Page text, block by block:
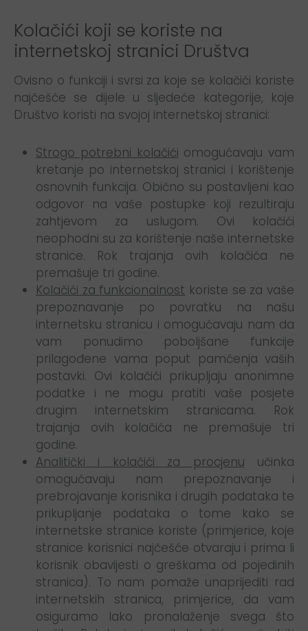
Kolačići koji se koriste na
internetskoj stranici Društva
Ovisno o funkciji i svrsi za koje se kolačići koriste
najčešće se dijele u sljedeće kategorije, koje
Društvo koristi na svojoj internetskoj stranici:
Strogo potrebni kolačići omogućavaju vam
kretanje po internetskoj stranici i korištenje
osnovnih funkcija. Obično su postavljeni kao
odgovor na vaše postupke koji rezultiraju
zahtjevom za uslugom. Ovi kolačići
neophodni su za korištenje naše internetske
stranice. Rok trajanja ovih kolačića ne
premašuje tri godine.
Kolačići za funkcionalnost koriste se za vaše
prepoznavanje po povratku na našu
internetsku stranicu i omogućavaju nam da
vam ponudimo poboljšane funkcije
prilagođene vama poput pamćenja vaših
postavki. Ovi kolačići prikupljaju anonimne
podatke i ne mogu pratiti vaše posjete
drugim internetskim stranicama. Rok
trajanja ovih kolačića ne premašuje tri
godine.
Analitički i kolačići za procjenu učinka
omogućavaju nam prepoznavanje i
prebrojavanje korisnika i drugih podataka te
prikupljanje podataka o tome kako se
internetske stranice koriste (primjerice, koje
stranice korisnici najčešće otvaraju i prima li
korisnik obavijesti o greškama od pojedinih
stranica). To nam pomaže unaprijediti rad
internetskih stranica, primjerice, da vam
osiguramo lako pronalaženje svega što